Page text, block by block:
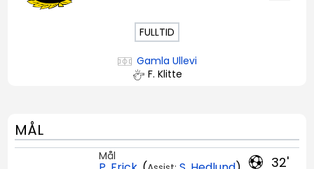
FULLTID
Gamla Ullevi
F. Klitte
MÅL
32'
Mål